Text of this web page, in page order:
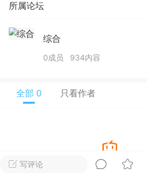
2024年 狼行天下A03.01软件大更
EA 增加货币版EA
写评论
所属论坛
综合
0成员 934内容
全部 0 只看作者
暂没有数据